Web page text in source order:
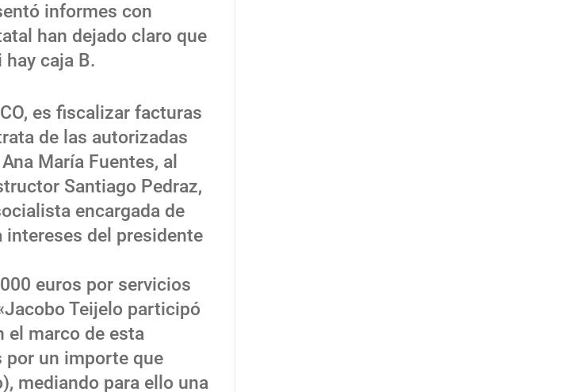
informes con
han dejado claro que
caja B.
es fiscalizar facturas
de las autorizadas
María Fuentes, al
Santiago Pedraz,
encargada de
del presidente
euros por servicios
Teijelo participó
el marco de esta
por un importe que
mediando para ello una